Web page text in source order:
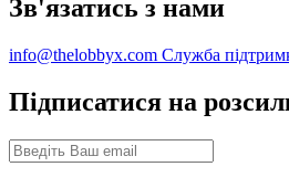
Зв'язатись з нами
info@thelobbyx.com Служба
Підписатися на